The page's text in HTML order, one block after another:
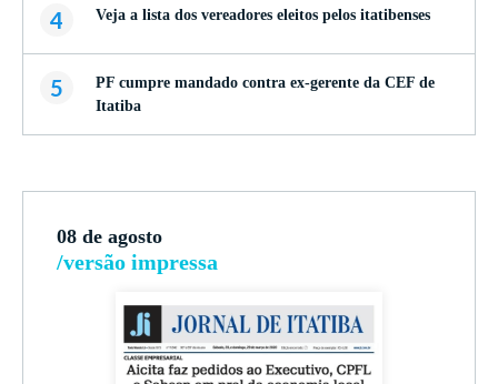
4 Veja a lista dos vereadores eleitos pelos itatibenses
5
PF cumpre mandado contra ex-gerente da CEF de
Itatiba
08 de agosto
/versão impressa